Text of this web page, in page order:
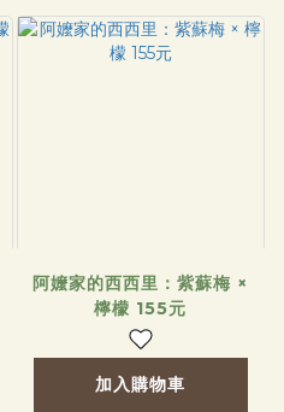
阿嬤家的西西里：紫蘇梅 ×
檸檬 155元
加入購物車